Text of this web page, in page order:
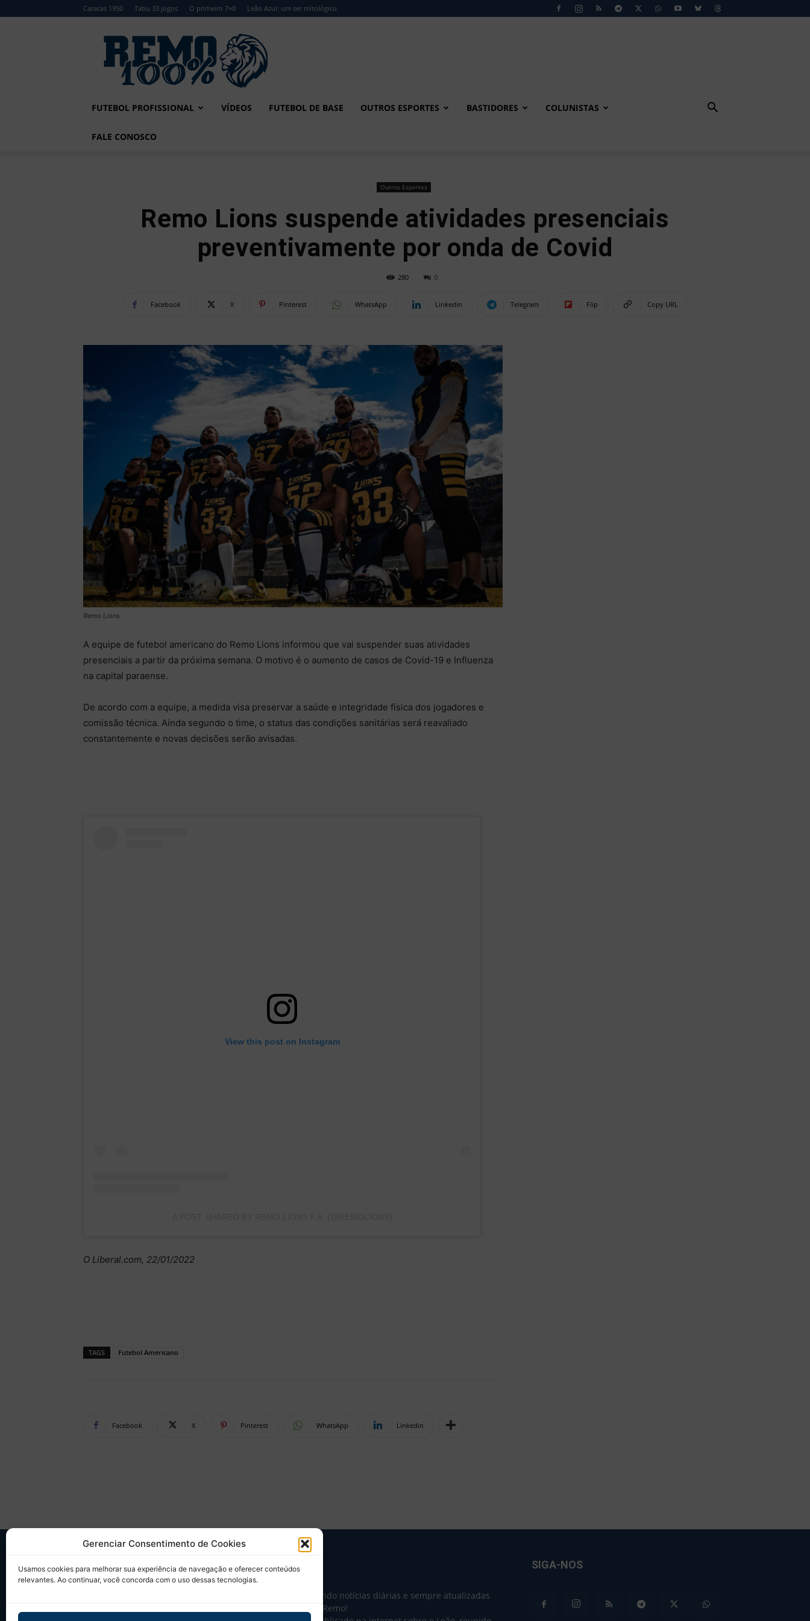
Gerenciar Consentimento de Cookies
Usamos cookies para melhorar sua experiência de navegação e oferecer conteúdos
relevantes. Ao continuar, você concorda com o uso dessas tecnologias.
Caracas 1950 Tabu 33 jogos O primeiro 7×0 Leão Azul: um ser mitológico
Remo
FUTEBOL PROFISSIONAL VÍDEOS FUTEBOL DE BASE OUTROS ESPORTES BASTIDORES COLUNISTAS
FALE CONOSCO
Outros Esportes
Remo Lions suspende atividades presenciais
preventivamente por onda de Covid
280 0
Facebook X Pinterest WhatsApp Linkedin Telegram Flip Copy URL
Remo Lions
A equipe de futebol americano do Remo Lions informou que vai suspender suas atividades
presenciais a partir da próxima semana. O motivo é o aumento de casos de Covid-19 e Influenza
na capital paraense.
De acordo com a equipe, a medida visa preservar a saúde e integridade física dos jogadores e
comissão técnica. Ainda segundo o time, o status das condições sanitárias será reavaliado
constantemente e novas decisões serão avisadas.
View this post on Instagram
O Liberal.com, 22/01/2022
TAGS Futebol Americano
Facebook X Pinterest WhatsApp Linkedin
SOBRE NÓS
Desde 2004 trazendo notícias diárias e sempre atualizadas
sobre o Clube do Remo!
SIGA-NOS